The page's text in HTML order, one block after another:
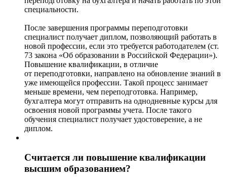
специальности.
После завершения программы переподготовки
специалист получает диплом, позволяющий работать в
новой профессии, если это требуется работодателем (ст.
73 закона «Об образовании в Российской Федерации»).
Повышение квалификации, в отличие
от переподготовки, направлено на обновление знаний в
уже имеющейся профессии. Такой процесс занимает
меньше времени, чем переподготовка. Например,
бухгалтера могут отправить на однодневные курсы для
освоения новой программы учета. После такого
обучения специалист получает удостоверение, а не
диплом.
Считается ли повышение квалификации
высшим образованием?